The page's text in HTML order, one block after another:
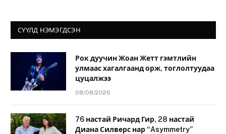
СҮҮЛД НЭМЭГДСЭН
Рок дуучин Жоан Жетт гэмтлийн
улмаас хагалгаанд орж, тоглолтуудаа
цуцалжээ
08/08/2026
76 настай Ричард Гир, 28 настай
Диана Силверс нар “Asymmetry”